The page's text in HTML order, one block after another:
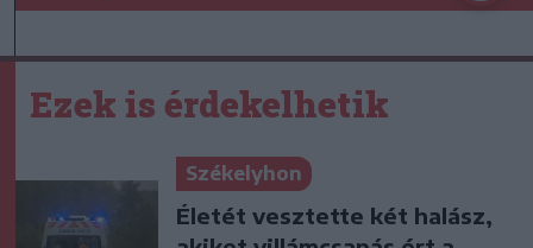
Ezek is érdekelhetik
Székelyhon
Életét vesztette két halász,